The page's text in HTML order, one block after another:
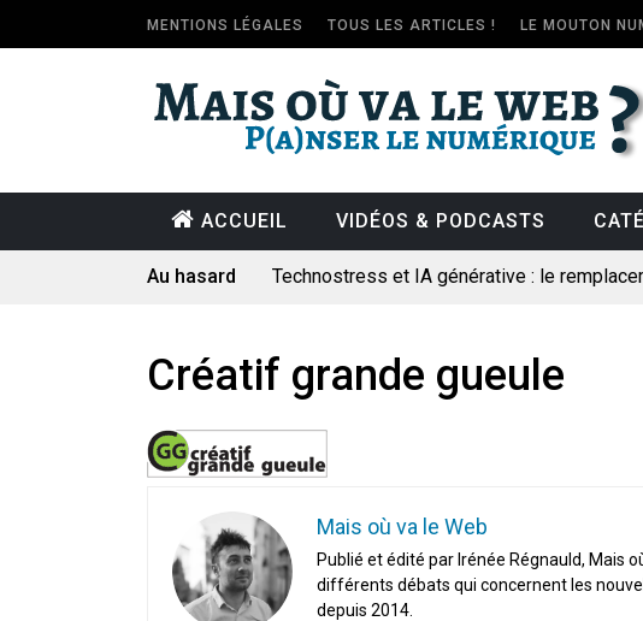
MENTIONS LÉGALES TOUS LES ARTICLES ! LE MOUTON
ACCUEIL VIDÉOS & PODCASTS
Au hasard
Technostress et IA générative : le
Le consultant : une lecture sociologique
Artemis II : objectif nul
Commentaire sur la polémique des
Les syndicats, (tout) contre l’IA
En Seine-et-Marne, le projet de Campus
unien »
Addendum sur les machines à laver, et
Créatif grande gueule
Mais où va le Web
Publié et édité par Irénée Régnauld, Mais
différents débats qui concernent les
depuis 2014.